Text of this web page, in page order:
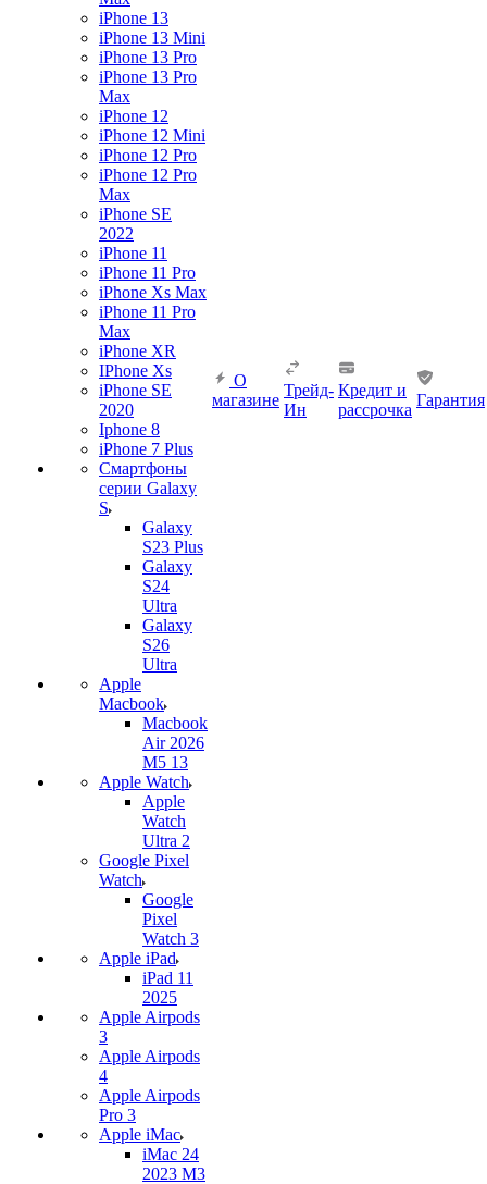
iPhone 13
iPhone 13 Mini
iPhone 13 Pro
iPhone 13 Pro
Max
iPhone 12
iPhone 12 Mini
iPhone 12 Pro
iPhone 12 Pro
Max
iPhone SE
2022
iPhone 11
iPhone 11 Pro
iPhone Xs Max
iPhone 11 Pro
Max
iPhone XR
IPhone Xs
iPhone SE
2020
Iphone 8
iPhone 7 Plus
Смартфоны
серии Galaxy
S
Galaxy
S23 Plus
Galaxy
S24
Ultra
Galaxy
S26
Ultra
Apple
Macbook
Macbook
Air 2026
M5 13
Apple Watch
Apple
Watch
Ultra 2
Google Pixel
Watch
Google
Pixel
Watch 3
Apple iPad
iPad 11
2025
Apple Airpods
3
Apple Airpods
4
Apple Airpods
Pro 3
Apple iMac
iMac 24
2023 M3
О
магазине
Трейд-
Ин
Кредит и
рассрочка
Гарантия